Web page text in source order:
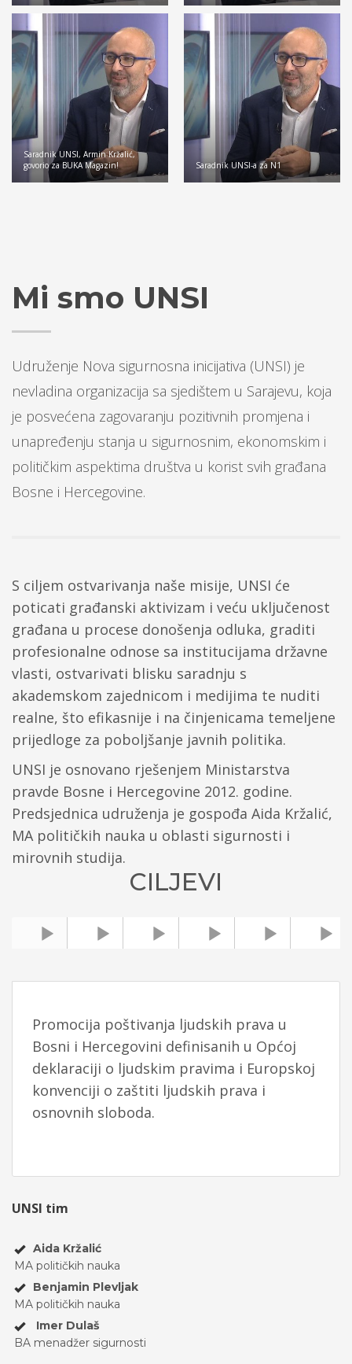
Saradnik UNSI, Armin Kržalić,
govorio za BUKA Magazin!
Saradnik UNSI-a za N1
Mi smo UNSI
Udruženje Nova sigurnosna inicijativa (UNSI) je
nevladina organizacija sa sjedištem u Sarajevu, koja
je posvećena zagovaranju pozitivnih promjena i
unapređenju stanja u sigurnosnim, ekonomskim i
političkim aspektima društva u korist svih građana
Bosne i Hercegovine.
S ciljem ostvarivanja naše misije, UNSI će
poticati građanski aktivizam i veću uključenost
građana u procese donošenja odluka, graditi
profesionalne odnose sa institucijama državne
vlasti, ostvarivati blisku saradnju s
akademskom zajednicom i medijima te nuditi
realne, što efikasnije i na činjenicama temeljene
prijedloge za poboljšanje javnih politika.
UNSI je osnovano rješenjem Ministarstva
pravde Bosne i Hercegovine 2012. godine.
Predsjednica udruženja je gospođa Aida Kržalić,
MA političkih nauka u oblasti sigurnosti i
mirovnih studija.
CILJEVI
Promocija poštivanja ljudskih prava u
Bosni i Hercegovini definisanih u Općoj
deklaraciji o ljudskim pravima i Europskoj
konvenciji o zaštiti ljudskih prava i
osnovnih sloboda.
UNSI tim
Aida Kržalić
MA političkih nauka
Benjamin Plevljak
MA političkih nauka
Imer Dulaš
BA menadžer sigurnosti